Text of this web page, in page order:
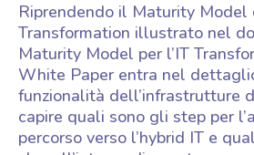
Riprendendo il Maturity Model
Transformation illustrato nel
Maturity Model per l’IT
White Paper entra nel
funzionalità dell’infrastrutture
capire quali sono gli step per
percorso verso l’hybrid IT e